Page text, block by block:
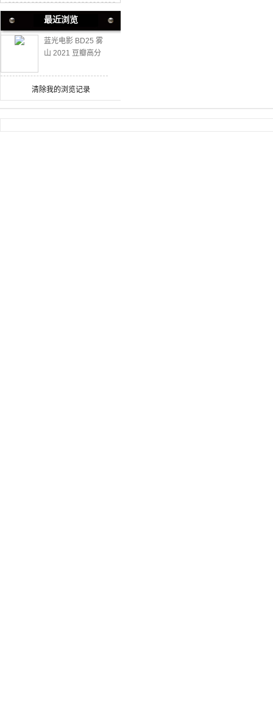
最近浏览
蓝光电影 BD25 雾
山 2021 豆瓣高分
清除我的浏览记录